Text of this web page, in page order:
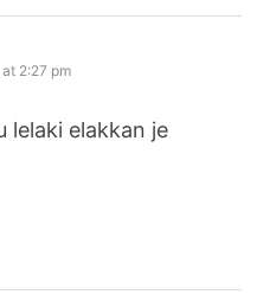
2:27 pm
lelaki elakkan je